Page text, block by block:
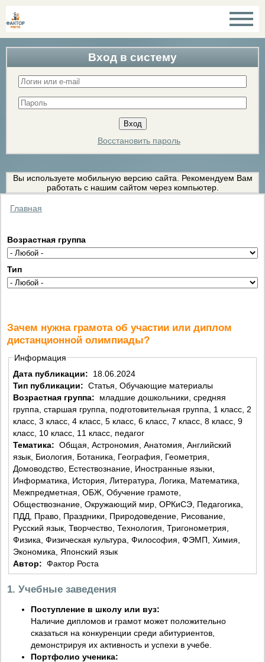
Вход в систему
Восстановить пароль
Вы используете мобильную версию сайта. Рекомендуем Вам
работать с нашим сайтом через компьютер.
Главная
Возрастная группа
Тип
Зачем нужна грамота об участии или диплом
дистанционной олимпиады?
Информация
Дата публикации:
18.06.2024
Тип публикации: Статья, Обучающие материалы
Возрастная группа:
группа, старшая группа, подготовительная группа, 1 класс, 2
класс, 3 класс, 4 класс, 5 класс, 6 класс, 7 класс, 8 класс, 9
класс, 10 класс, 11 класс, педагог
Тематика: Общая, Астрономия, Анатомия, Английский
язык, Биология, Ботаника, География, Геометрия,
Домоводство, Естествознание, Иностранные языки,
Информатика, История, Литература, Логика, Математика,
Межпредметная, ОБЖ, Обучение грамоте,
Обществознание, Окружающий мир, ОРКиСЭ, Педагогика,
ПДД, Право, Праздники, Природоведение, Рисование,
Русский язык, Творчество, Технология, Тригонометрия,
Физика, Физическая культура, Философия, ФЭМП, Химия,
Экономика, Японский язык
Автор: Фактор Роста
1. Учебные заведения
Поступление в школу или вуз:
Наличие дипломов и грамот может положительно
сказаться на конкуренции среди абитуриентов,
демонстрируя их активность и успехи в учебе.
Портфолио ученика: